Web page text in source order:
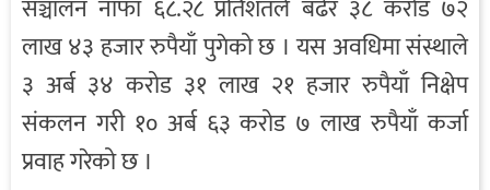
सञ्चालन नाफा ६८.२८ प्रतिशतले बढेर ३८ करोड ७२
लाख ४३ हजार रुपैयाँ पुगेको छ । यस अवधिमा संस्थाले
३ अर्ब ३४ करोड ३१ लाख २१ हजार रुपैयाँ निक्षेप
संकलन गरी १० अर्ब ६३ करोड ७ लाख रुपैयाँ कर्जा
प्रवाह गरेको छ ।